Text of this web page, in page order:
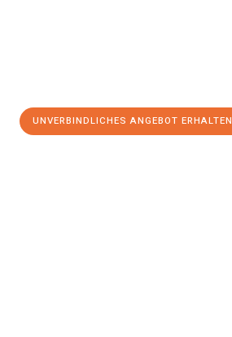
UNVERBINDLICHES ANGEBOT ERHALTEN